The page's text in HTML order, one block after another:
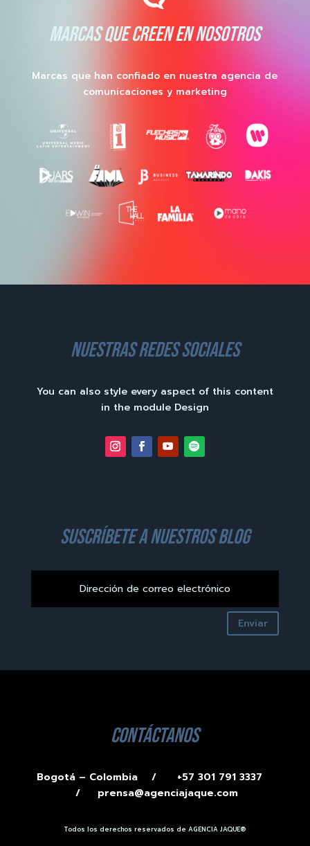
MARCAS QUE CREEN EN NOSOTROS
Marcas que han confiado en nuestra agencia de
comunicaciones y marketing
nuestras redes sociales
You can also style every aspect of this content
in the module Design
suscríbete a nuestros blog
Enviar
contáctanos
Bogotá – Colombia /
+57 301 791 3337
/ prensa@agenciajaque.com
Todos los derechos reservados de AGENCIA JAQUE®